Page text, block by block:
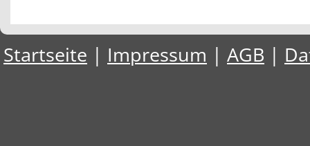
Startseite | Impressum | AGB |